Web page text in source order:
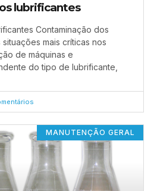
lubrificantes
Contaminação dos
mais críticas nos
de máquinas e
do tipo de lubrificante,
MANUTENÇÃO GERAL